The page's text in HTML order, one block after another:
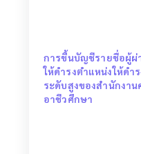
การขึ้นบัญชีรายชื่อผู้ผ่
ให้ดำรงตำแหน่งให้ดำ
ระดับสูงของสำนักงา
อาชีวศึกษา